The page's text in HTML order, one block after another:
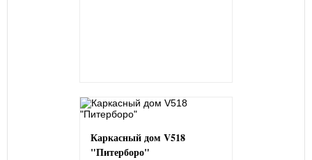
Каркасный дом V518
"Питерборо"